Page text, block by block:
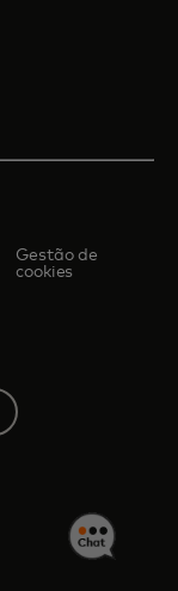
nova guia
uma nova guia
nova guia
Gestão de
cookies